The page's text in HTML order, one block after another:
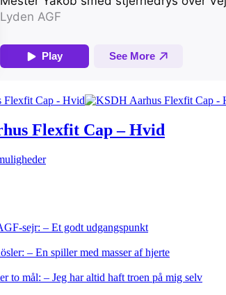
Flexfit Cap – Hvid
Dette
Mulighederne
kan
vælges
på
varesiden
sejr: – Et godt udgangspunkt
– En spiller med masser af hjerte
to mål: – Jeg har altid haft troen på mig selv